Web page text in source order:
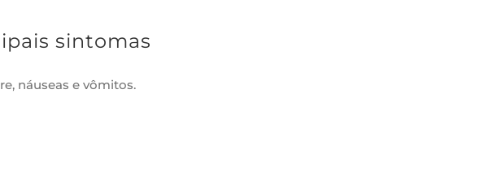
sintomas
náuseas e vômitos.